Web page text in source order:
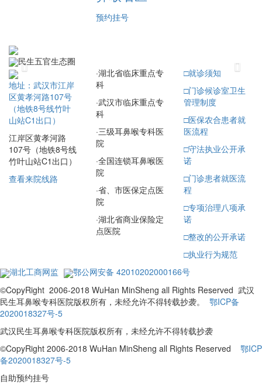
预约挂号
民生五官生态圈
Previous Next
地址：武汉市江岸
区黄孝河路107号
（地铁8号线竹叶
山站C1出口）
江岸区黄孝河路
107号（地铁8号线
竹叶山站C1出口）
查看来院线路
·湖北省临床重点专
科
·武汉市临床重点专
科
·三级耳鼻喉专科医
院
·全国连锁耳鼻喉医
院
·省、市医保定点医
院
·湖北省商业保险定
点医院
□就诊须知
□门诊候诊室卫生
管理制度
□医保农合患者就
医流程
□守法执业公开承
诺
□门诊患者就医流
程
□专项治理八项承
诺
□整改的公开承诺
□执业行为规范
湖北工商网监
鄂公网安备 42010202000166号
©CopyRight 2006-2018 WuHan MinSheng all Rights Reserved 武汉
民生耳鼻喉专科医院版权所有，未经允许不得转载抄袭。 鄂ICP备
2020018327号-5
武汉民生耳鼻喉专科医院版权所有，未经允许不得转载抄袭
©CopyRight 2006-2018 WuHan MinSheng all Rights Reserved 鄂ICP
备2020018327号-5
自助预约挂号